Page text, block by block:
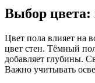
Выбор цвета:
Цвет пола влияет на
цвет стен. Тёмный
добавляет глубины.
Важно учитывать